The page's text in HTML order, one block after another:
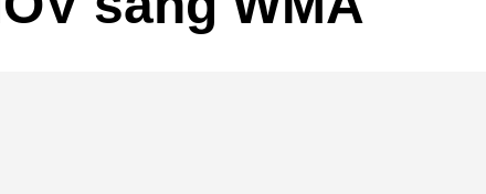
chuyển đổi